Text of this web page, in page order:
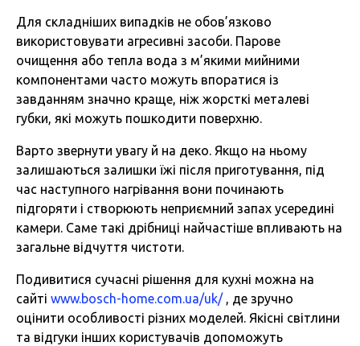
Для складніших випадків не обов’язково
використовувати агресивні засоби. Парове
очищення або тепла вода з м’якими мийними
компонентами часто можуть впоратися із
завданням значно краще, ніж жорсткі металеві
губки, які можуть пошкодити поверхню.
Варто звернути увагу й на деко. Якщо на ньому
залишаються залишки їжі після приготування, під
час наступного нагрівання вони починають
підгоряти і створюють неприємний запах усередині
камери. Саме такі дрібниці найчастіше впливають на
загальне відчуття чистоти.
Подивитися сучасні рішення для кухні можна на
сайті www.bosch-home.com.ua/uk/ , де зручно
оцінити особливості різних моделей. Якісні світлини
та відгуки інших користувачів допоможуть